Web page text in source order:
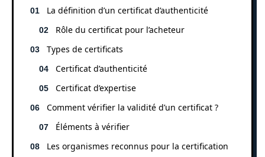
La définition d’un certificat d’authenticité
Rôle du certificat pour l’acheteur
Types de certificats
Certificat d’authenticité
Certificat d’expertise
Comment vérifier la validité d’un certificat ?
Éléments à vérifier
Les organismes reconnus pour la certification